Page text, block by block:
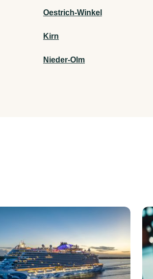
Oestrich-Winkel
Kirn
Nieder-Olm